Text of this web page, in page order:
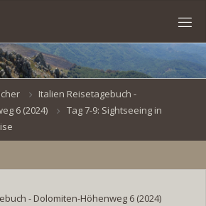
Italien Reisetagebuch -
6 (2024)
Tag 7-9: Sightseeing in
- Dolomiten-Höhenweg 6 (2024)